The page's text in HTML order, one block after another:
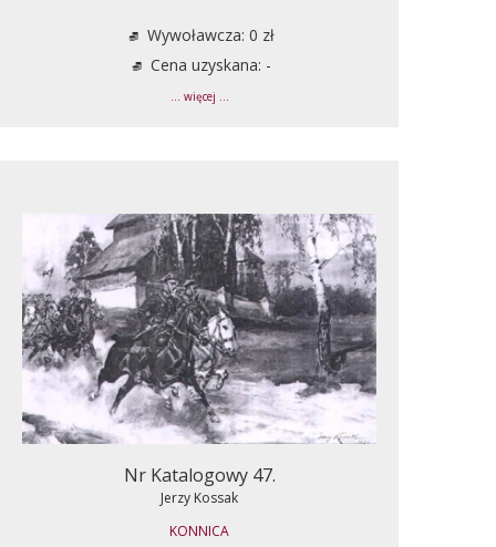
Wywoławcza: 0 zł
Cena uzyskana: -
... więcej ...
Nr Katalogowy 47.
Jerzy Kossak
KONNICA